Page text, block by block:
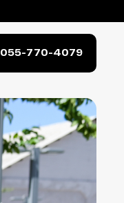
055-770-4079